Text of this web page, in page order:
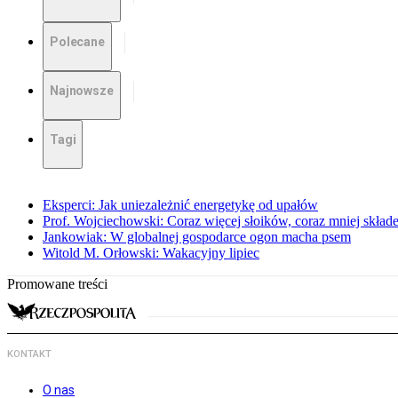
Polecane
Najnowsze
Tagi
Eksperci: Jak uniezależnić energetykę od upałów
Prof. Wojciechowski: Coraz więcej słoików, coraz mniej
Jankowiak: W globalnej gospodarce ogon macha psem
Witold M. Orłowski: Wakacyjny lipiec
Promowane treści
KONTAKT
O nas